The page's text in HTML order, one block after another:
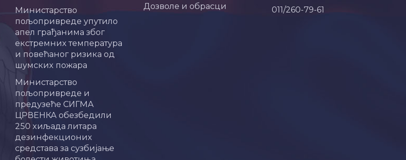
Министарство
пољопривреде упутило
апел грађанима због
екстремних температура
и повећаног ризика од
шумских пожара
Министарство
пољопривреде и
предузеће СИГМА
ЦРВЕНКА обезбедили
250 хиљада литара
дезинфекционих
средстава за сузбијање
Дозволе и обрасци
011/260-79-61